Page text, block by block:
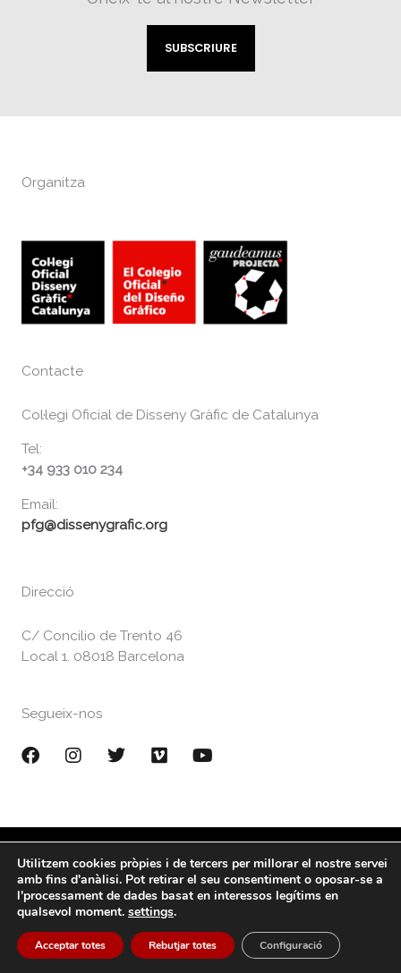
SUBSCRIURE
Organitza
Contacte
Col·legi Oficial de Disseny Gràfic de Catalunya
Tel:
+34 933 010 234
Email:
pfg@dissenygrafic.org
Direcció
C/ Concilio de Trento 46
Local 1. 08018 Barcelona
Segueix-nos
F
b
o
o
k
I
a
g
r
a
m
T
t
e
r
V
o
Y
u
b
e
Copyright © 2026 gaudeamusProjecta
Utilitzem cookies pròpies i de tercers per millorar el nostre servei
amb fins d'anàlisi. Pot retirar el seu consentiment o oposar-se a
l'processament de dades basat en interessos legítims en
qualsevol moment. settings.
Acceptar totes Rebutjar totes Configuració